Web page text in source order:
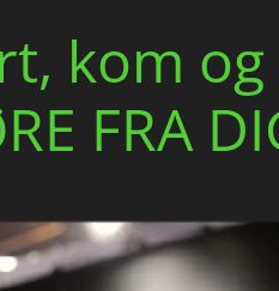
kom og
FRA